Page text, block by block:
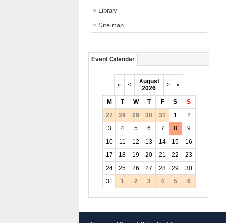
Library
Site map
Event Calendar
« <
August
2026
> »
M T W T F S
S
27
28 29 30 31 1
2
3
4 5 6 7 8
9
10
11 12 13 14 15
16
17
18 19 20 21 22
23
24
25 26 27 28 29
30
31
1 2 3 4 5 6